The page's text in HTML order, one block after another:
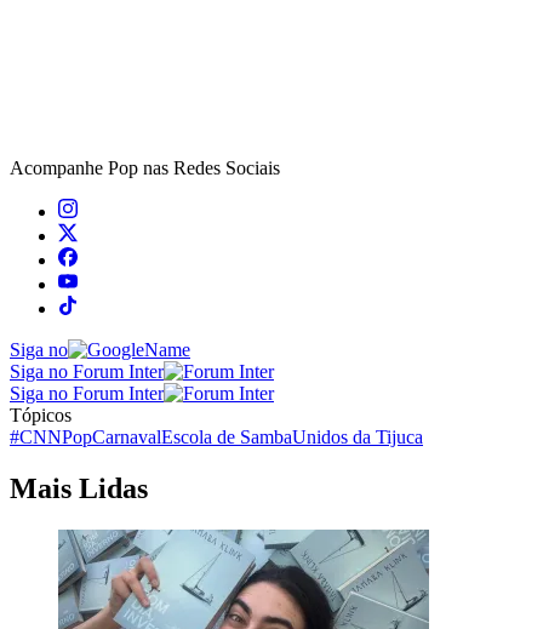
Acompanhe Pop nas Redes Sociais
Siga no
Siga no Forum Inter
Siga no Forum Inter
Tópicos
#CNNPopCarnavalEscola de SambaUnidos da Tijuca
Mais Lidas